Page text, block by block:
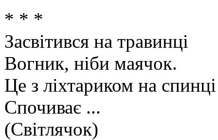
* * *
Засвітився на травинці
Вогник, ніби маячок.
Це з ліхтариком на спинці
Спочиває ...
(Світлячок)